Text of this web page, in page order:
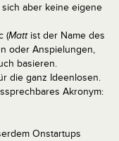
aber keine eigene
(Mattist der Name des
oder Anspielungen,
basieren.
die ganz Ideenlosen.
Akronym:
Onstartups